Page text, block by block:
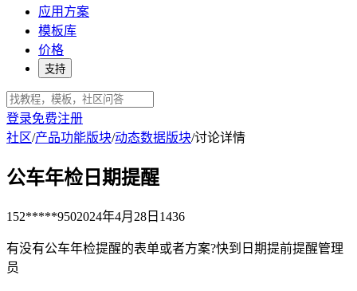
应用方案
模板库
价格
支持
登录免费注册
社区/产品功能版块/动态数据版块/讨论详情
公车年检日期提醒
152*****9502024年4月28日 1436
有没有公车年检提醒的表单或者方案?快到日期提前提醒管理
员